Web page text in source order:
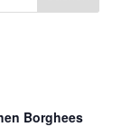
Borghees